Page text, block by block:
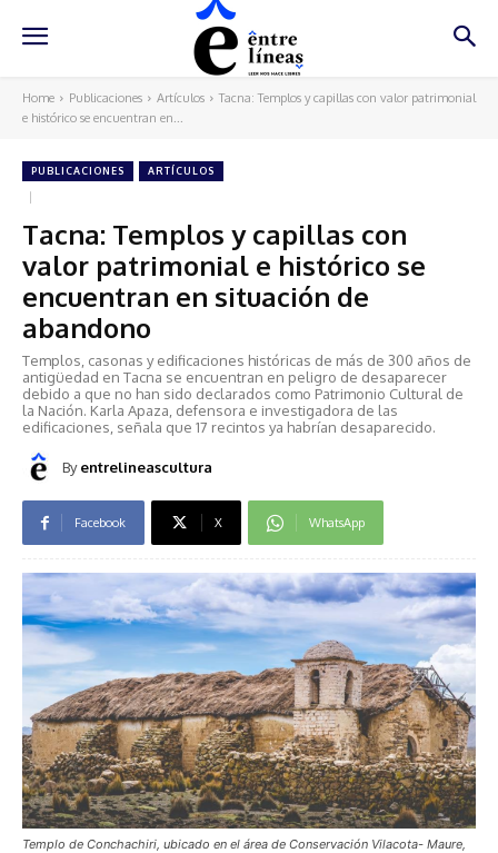
Home Publicaciones Artículos
Tacna: Templos y capillas con valor patrimonial
e histórico se encuentran en...
PUBLICACIONES ARTÍCULOS
Tacna: Templos y capillas con
valor patrimonial e histórico se
encuentran en situación de
abandono
Templos, casonas y edificaciones históricas de más de 300 años de
antigüedad en Tacna se encuentran en peligro de desaparecer
debido a que no han sido declarados como Patrimonio Cultural de
la Nación. Karla Apaza, defensora e investigadora de las
edificaciones, señala que 17 recintos ya habrían desaparecido.
By entrelineascultura
Facebook X WhatsApp
Templo de Conchachiri, ubicado en el área de Conservación Vilacota- Maure,